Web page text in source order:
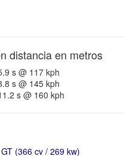
distancia en metros
s @ 117 kph
s @ 145 kph
s @ 160 kph
(366 cv / 269 kw)